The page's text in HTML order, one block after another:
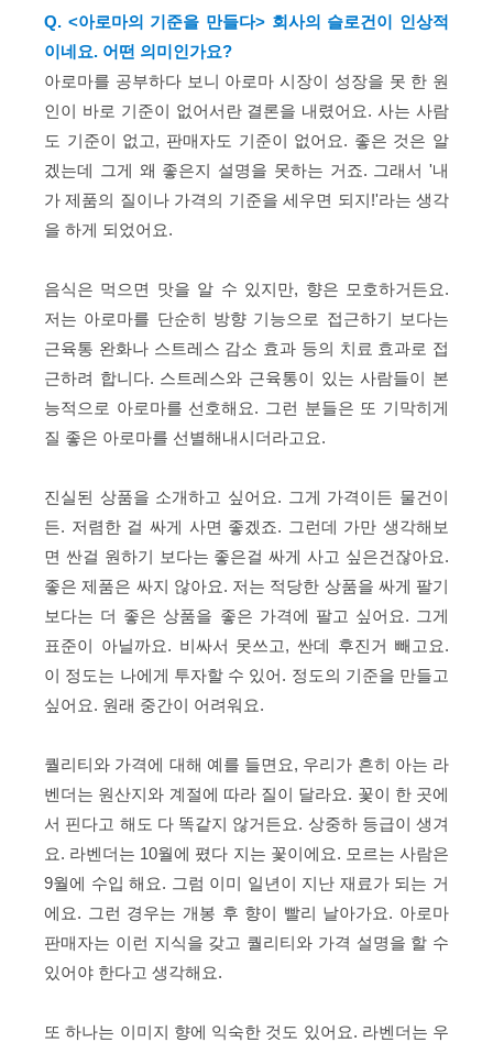
Q. <아로마의 기준을 만들다> 회사의 슬로건이 인상적
이네요. 어떤 의미인가요?
아로마를 공부하다 보니 아로마 시장이 성장을 못 한 원
인이 바로 기준이 없어서란 결론을 내렸어요. 사는 사람
도 기준이 없고, 판매자도 기준이 없어요. 좋은 것은 알
겠는데 그게 왜 좋은지 설명을 못하는 거죠. 그래서 '내
가 제품의 질이나 가격의 기준을 세우면 되지!'라는 생각
을 하게 되었어요.
음식은 먹으면 맛을 알 수 있지만, 향은 모호하거든요.
저는 아로마를 단순히 방향 기능으로 접근하기 보다는
근육통 완화나 스트레스 감소 효과 등의 치료 효과로 접
근하려 합니다. 스트레스와 근육통이 있는 사람들이 본
능적으로 아로마를 선호해요. 그런 분들은 또 기막히게
질 좋은 아로마를 선별해내시더라고요.
진실된 상품을 소개하고 싶어요. 그게 가격이든 물건이
든. 저렴한 걸 싸게 사면 좋겠죠. 그런데 가만 생각해보
면 싼걸 원하기 보다는 좋은걸 싸게 사고 싶은건잖아요.
좋은 제품은 싸지 않아요. 저는 적당한 상품을 싸게 팔기
보다는 더 좋은 상품을 좋은 가격에 팔고 싶어요. 그게
표준이 아닐까요. 비싸서 못쓰고, 싼데 후진거 빼고요.
이 정도는 나에게 투자할 수 있어. 정도의 기준을 만들고
싶어요. 원래 중간이 어려워요.
퀄리티와 가격에 대해 예를 들면요, 우리가 흔히 아는 라
벤더는 원산지와 계절에 따라 질이 달라요. 꽃이 한 곳에
서 핀다고 해도 다 똑같지 않거든요. 상중하 등급이 생겨
요. 라벤더는 10월에 폈다 지는 꽃이에요. 모르는 사람은
9월에 수입 해요. 그럼 이미 일년이 지난 재료가 되는 거
에요. 그런 경우는 개봉 후 향이 빨리 날아가요. 아로마
판매자는 이런 지식을 갖고 퀄리티와 가격 설명을 할 수
있어야 한다고 생각해요.
또 하나는 이미지 향에 익숙한 것도 있어요. 라벤더는 우